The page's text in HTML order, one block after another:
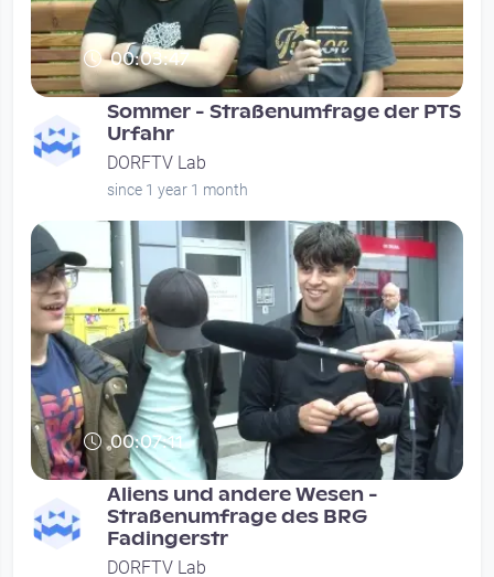
00:03:47
Sommer - Straßenumfrage der PTS
Urfahr
DORFTV Lab
since 1 year 1 month
00:07:11
Aliens und andere Wesen -
Straßenumfrage des BRG
Fadingerstr
DORFTV Lab